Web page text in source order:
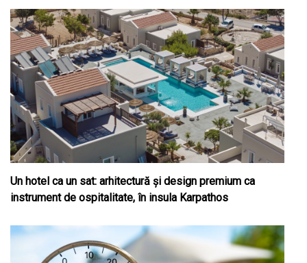
Un hotel ca un sat: arhitectură și design premium ca
instrument de ospitalitate, în insula Karpathos